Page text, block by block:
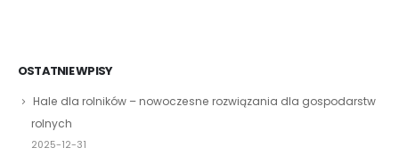
OSTATNIE WPISY
Hale dla rolników – nowoczesne rozwiązania dla gospodarstw
rolnych
2025-12-31